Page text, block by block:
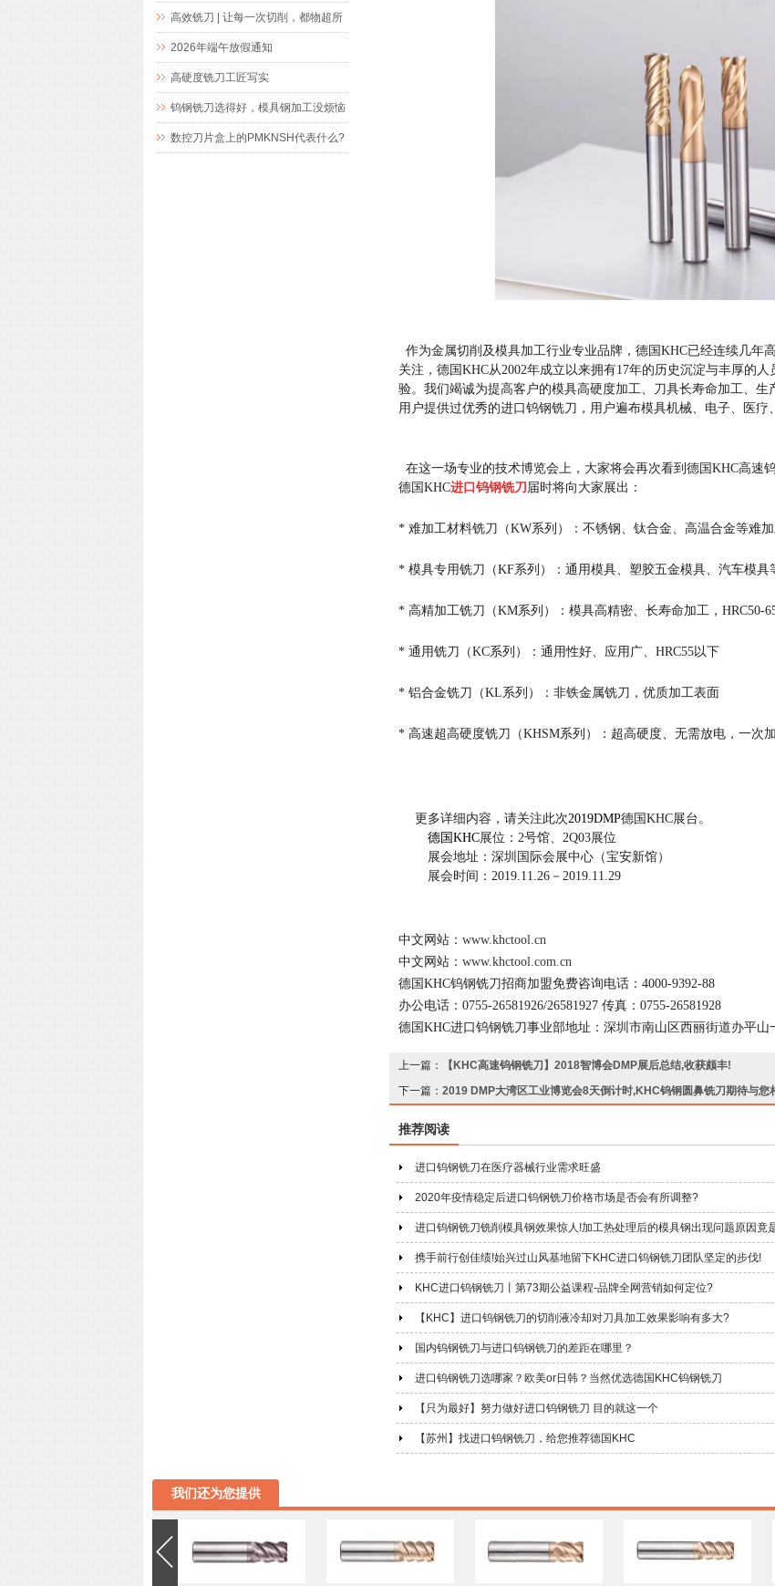
作为金属切削及模具加工行业专业品牌，德国KHC已经连续几年
关注，德国KHC从2002年成立以来拥有17年的历史沉淀与丰厚的
验。我们竭诚为提高客户的模具高硬度加工、刀具长寿命加工、
用户提供过优秀的进口钨钢铣刀，用户遍布模具机械、电子、医疗
在这一场专业的技术博览会上，大家将会再次看到德国KHC高速
德国KHC进口钨钢铣刀 届时将向大家展出：
* 难加工材料铣刀（KW系列）：不锈钢、钛合金、高温合金等难
* 模具专用铣刀（KF系列）：通用模具、塑胶五金模具、汽车模具
* 高精加工铣刀（KM系列）：模具高精密、长寿命加工，HRC50-
* 通用铣刀（KC系列）：通用性好、应用广、HRC55以下
* 铝合金铣刀（KL系列）：非铁金属铣刀，优质加工表面
* 高速超高硬度铣刀（KHSM系列）：超高硬度、无需放电，一次
更多详细内容，请关注此次2019DMP德国KHC展台。
德国KHC展位：2号馆、2Q03展位
展会地址：深圳国际会展中心（宝安新馆）
展会时间：2019.11.26－2019.11.29
中文网站： www.khctool.cn
中文网站： www.khctool.com.cn
德国KHC钨钢铣刀招商加盟免费咨询电话：4000-9392-88
办公电话：0755-26581926/26581927 传真：0755-26581928
德国KHC进口钨钢铣刀事业部地址：深圳市南山区西丽街道办平山
上一篇：
【KHC高速钨钢铣刀】2018智博会DMP展后总结,收获颇丰!
下一篇： 2019 DMP大湾区工业博览会8天倒计时,KHC钨钢圆鼻铣刀期待与您
推荐阅读
进口钨钢铣刀在医疗器械行业需求旺盛
2020年疫情稳定后进口钨钢铣刀价格市场是否会有所调整?
进口钨钢铣刀铣削模具钢效果惊人!加工热处理后的模具钢出现问题原因竟
携手前行创佳绩!始兴过山风基地留下KHC进口钨钢铣刀团队坚定的步伐!
KHC进口钨钢铣刀丨第73期公益课程-品牌全网营销如何定位?
【KHC】进口钨钢铣刀的切削液冷却对刀具加工效果影响有多大?
国内钨钢铣刀与进口钨钢铣刀的差距在哪里？
进口钨钢铣刀选哪家？欧美or日韩？当然优选德国KHC钨钢铣刀
【只为最好】努力做好进口钨钢铣刀 目的就这一个
【苏州】找进口钨钢铣刀，给您推荐德国KHC
究竟藏着什么玄机
高效铣刀 | 让每一次切削，都物超所
值
2026年端午放假通知
高硬度铣刀工匠写实
钨钢铣刀选得好，模具钢加工没烦恼
数控刀片盒上的PMKNSH代表什么?
我们还为您提供